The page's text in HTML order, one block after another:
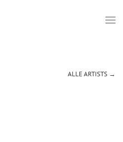
ALLE ARTISTS →